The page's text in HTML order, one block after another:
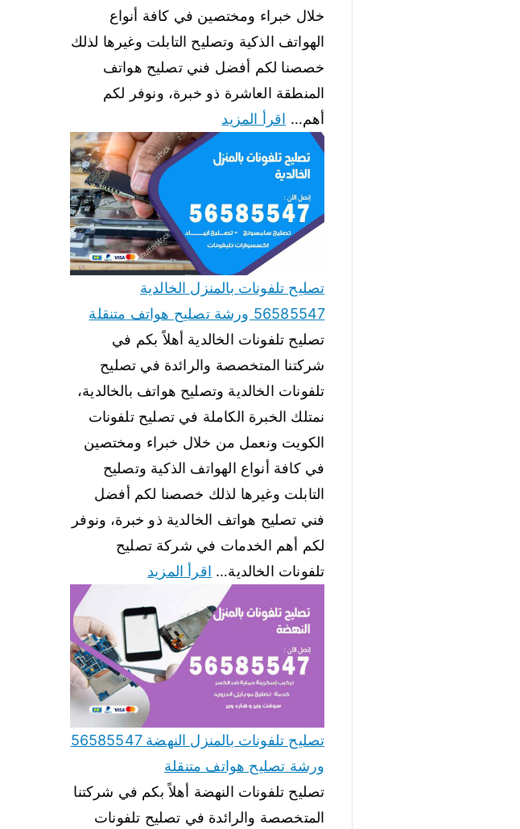
خلال خبراء ومختصين في كافة أنواع
الهواتف الذكية وتصليح التابلت وغيرها لذلك
خصصنا لكم أفضل فني تصليح هواتف
المنطقة العاشرة ذو خبرة، ونوفر لكم
أهم… اقرأ المزيد
تصليح تلفونات بالمنزل الخالدية
56585547 ورشة تصليح هواتف متنقلة
تصليح تلفونات الخالدية أهلاً بكم في
شركتنا المتخصصة والرائدة في تصليح
تلفونات الخالدية وتصليح هواتف بالخالدية،
نمتلك الخبرة الكاملة في تصليح تلفونات
الكويت ونعمل من خلال خبراء ومختصين
في كافة أنواع الهواتف الذكية وتصليح
التابلت وغيرها لذلك خصصنا لكم أفضل
فني تصليح هواتف الخالدية ذو خبرة، ونوفر
لكم أهم الخدمات في شركة تصليح
تلفونات الخالدية… اقرأ المزيد
تصليح تلفونات بالمنزل النهضة 56585547
ورشة تصليح هواتف متنقلة
تصليح تلفونات النهضة أهلاً بكم في شركتنا
المتخصصة والرائدة في تصليح تلفونات